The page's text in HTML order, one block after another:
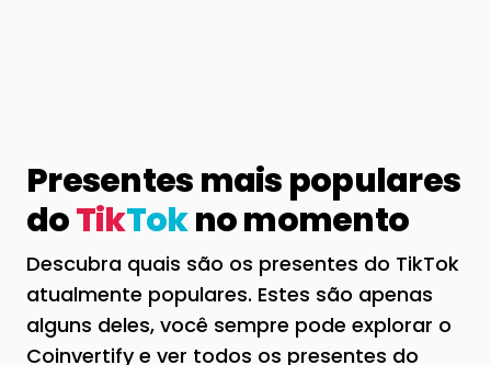
Presentes mais populares
doTikTokno momento
Descubra quais são os presentes do TikTok
atualmente populares. Estes são apenas
alguns deles, você sempre pode explorar o
Coinvertify e ver todos os presentes do